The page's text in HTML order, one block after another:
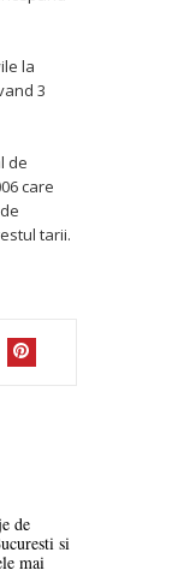
la
3
de
care
tarii.
de
si
mai